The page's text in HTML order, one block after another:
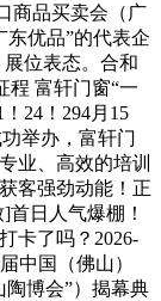
商品买卖会（广
东优品”的代表企
展位表态。合和
程 富轩门窗“一
24！294月15
举办，富轩门
业、高效的培训
客强劲动能！正
日人气爆棚！
卡了吗？2026-
中国（佛山）
陶博会”）揭幕典